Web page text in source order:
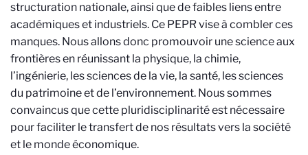
structuration nationale, ainsi que de faibles liens entre
académiques et industriels. Ce PEPR vise à combler ces
manques. Nous allons donc promouvoir une science aux
frontières en réunissant la physique, la chimie,
l’ingénierie, les sciences de la vie, la santé, les sciences
du patrimoine et de l’environnement. Nous sommes
convaincus que cette pluridisciplinarité est nécessaire
pour faciliter le transfert de nos résultats vers la société
et le monde économique.